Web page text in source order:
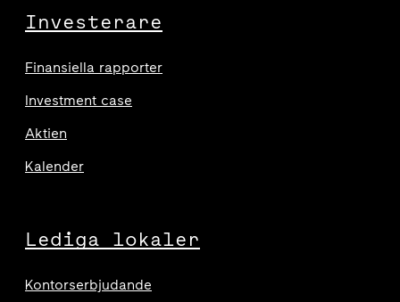
Investerare
Finansiella rapporter
Investment case
Aktien
Kalender
Lediga lokaler
Kontorserbjudande